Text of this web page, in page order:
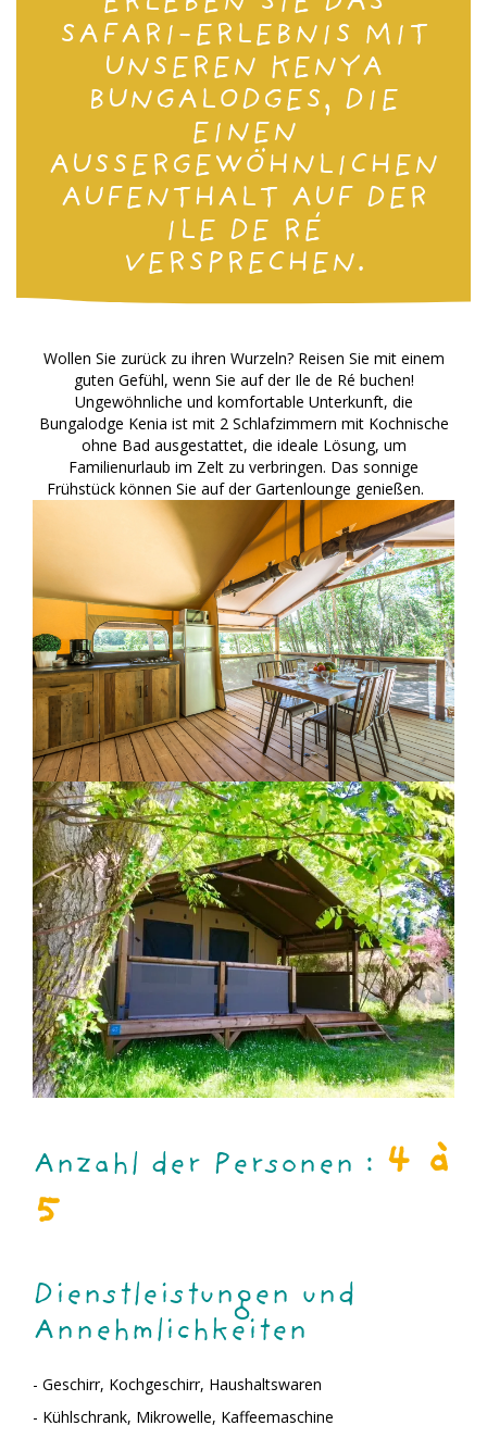
SAFARI-ERLEBNIS MIT
UNSEREN KENYA
BUNGALODGES, DIE
EINEN
AUSSERGEWÖHNLICHEN A
UFENTHALT AUF DER I
LE DE RÉ V
ERSPRECHEN.
Wollen Sie zurück zu ihren Wurzeln? Reisen Sie mit einem
guten Gefühl, wenn Sie auf der Ile de Ré buchen!
Ungewöhnliche und komfortable Unterkunft, die
Bungalodge Kenia ist mit 2 Schlafzimmern mit Kochnische
ohne Bad ausgestattet, die ideale Lösung, um
Familienurlaub im Zelt zu verbringen. Das sonnige
Frühstück können Sie auf der Gartenlounge genießen.
Anzahl der Personen : 4 à
5
Dienstleistungen und
Annehmlichkeiten
- Geschirr, Kochgeschirr, Haushaltswaren
- Kühlschrank, Mikrowelle, Kaffeemaschine